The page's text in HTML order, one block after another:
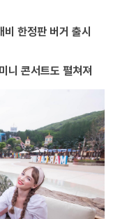
한정판 버거 출시
니 콘서트도 펼쳐져